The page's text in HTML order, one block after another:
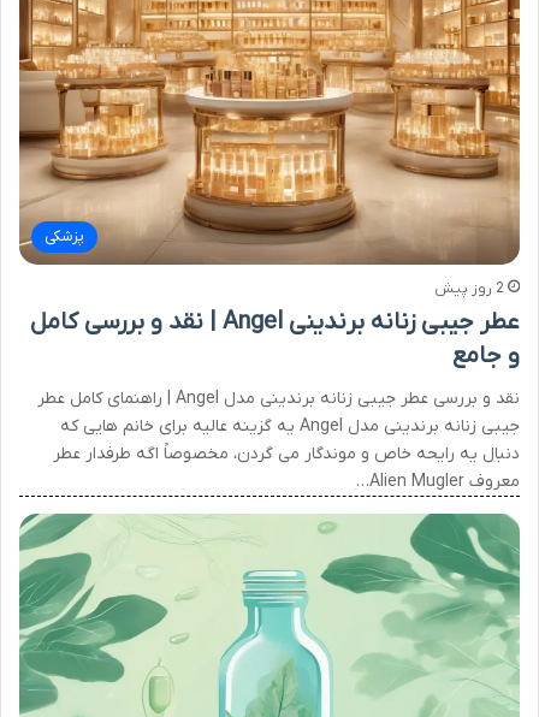
پزشکی
2 روز پیش
عطر جیبی زنانه برندینی Angel | نقد و بررسی کامل
و جامع
نقد و بررسی عطر جیبی زنانه برندینی مدل Angel | راهنمای کامل عطر
جیبی زنانه برندینی مدل Angel یه گزینه عالیه برای خانم هایی که
دنبال یه رایحه خاص و موندگار می گردن، مخصوصاً اگه طرفدار عطر
معروف Alien Mugler…